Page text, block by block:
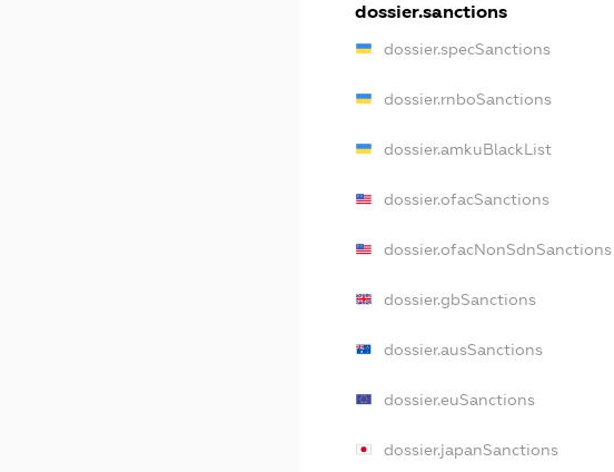
dossier.sanctions
dossier.specSanctions
dossier.rnboSanctions
dossier.amkuBlackList
dossier.ofacSanctions
dossier.ofacNonSdnSanctions
dossier.gbSanctions
dossier.ausSanctions
dossier.euSanctions
dossier.japanSanctions